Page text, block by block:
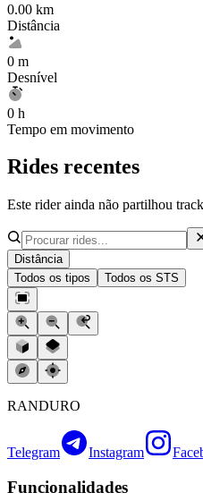
0.00 km
Distância
0 m
Desnível
0 h
Tempo em movimento
Rides recentes
Este rider ainda não partilhou
Distância
Todos os tipos
Todos os STS
RANDURO
Telegram Instagram
Funcionalidades